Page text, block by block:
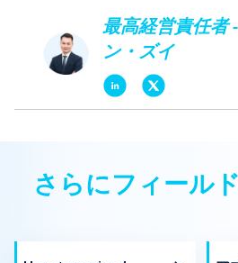
最高経営責任者
ン・ズイ
さらにフィール